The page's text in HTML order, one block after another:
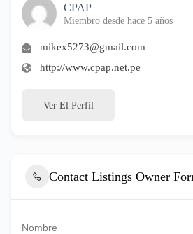
CPAP
Miembro desde hace 5 años
mikex5273@gmail.com
http://www.cpap.net.pe
Ver El Perfil
Contact Listings Owner